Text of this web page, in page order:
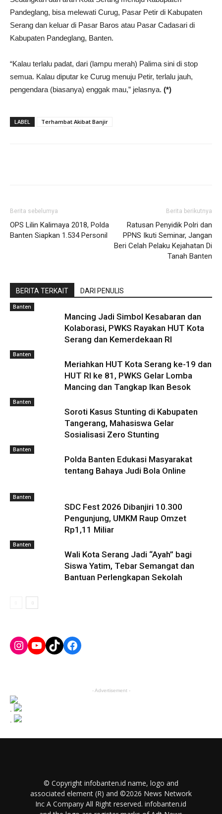
Pandeglang, bisa melewati Curug, Pasar Petir di Kabupaten
Serang dan keluar di Pasar Baros atau Pasar Cadasari di
Kabupaten Pandeglang, Banten.
“Kalau terlalu padat, dari (lampu merah) Palima sini di stop
semua. Kalau diputar ke Curug menuju Petir, terlalu jauh,
pengendara (biasanya) enggak mau,” jelasnya. (*)
LABEL Terhambat Akibat Banjir
Berita sebelumya
OPS Lilin Kalimaya 2018, Polda
Banten Siapkan 1.534 Personil
Berita berikutnya
Ratusan Penyidik Polri dan
PPNS Ikuti Seminar, Jangan
Beri Celah Pelaku Kejahatan Di
Tanah Banten
BERITA TERKAIT DARI PENULIS
Banten
Mancing Jadi Simbol Kesabaran dan
Kolaborasi, PWKS Rayakan HUT Kota
Serang dan Kemerdekaan RI
Banten
Meriahkan HUT Kota Serang ke-19 dan
HUT RI ke 81, PWKS Gelar Lomba
Mancing dan Tangkap Ikan Besok
Banten
Soroti Kasus Stunting di Kabupaten
Tangerang, Mahasiswa Gelar
Sosialisasi Zero Stunting
Banten
Polda Banten Edukasi Masyarakat
tentang Bahaya Judi Bola Online
Banten
SDC Fest 2026 Dibanjiri 10.300
Pengunjung, UMKM Raup Omzet
Rp1,11 Miliar
Banten
Wali Kota Serang Jadi “Ayah” bagi
Siswa Yatim, Tebar Semangat dan
Bantuan Perlengkapan Sekolah
Instagram
YouTube
TikTokFacebook
- Advertisement -
© Copyright infobanten.id name, logo and
associated element (R) and ©2026 News Network
Inc A Company All Right reserved. infobanten.id